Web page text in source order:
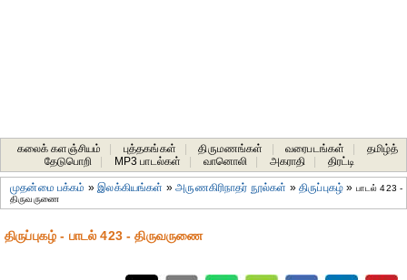
கலைக் களஞ்சியம் புத்தகங்கள் திருமணங்கள் வரைபடங்கள்
தமிழ்த்
தேடுபொறி
MP3 பாடல்கள் வானொலி அகராதி திரட்டி
முதன்மை பக்கம் »இலக்கியங்கள் »அருணகிரிநாதர் நூல்கள் »திருப்புகழ் » பாடல் 423 -
திருவருணை
திருப்புகழ் - பாடல் 423 - திருவருணை